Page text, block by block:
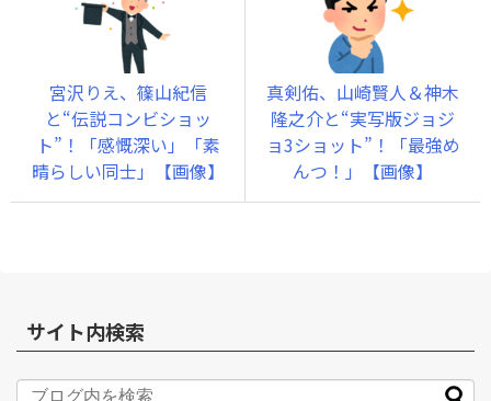
宮沢りえ、篠山紀信
と“伝説コンビショッ
ト”！「感慨深い」「素
晴らしい同士」【画像】
真剣佑、山崎賢人＆神木
隆之介と“実写版ジョジ
ョ3ショット”！「最強め
んつ！」【画像】
サイト内検索